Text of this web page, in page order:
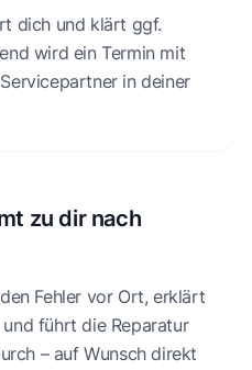
dich und klärt ggf.
wird ein Termin mit
in deiner
zu dir nach
Fehler vor Ort, erklärt
führt die Reparatur
– auf Wunsch direkt